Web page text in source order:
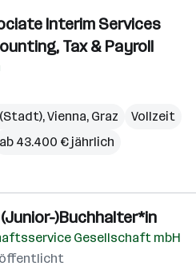
Interim Services
Tax & Payroll
,Vienna, Graz
Vollzeit
ab 43.400 € jährlich
)Buchhalter*in
Gesellschaft mbH